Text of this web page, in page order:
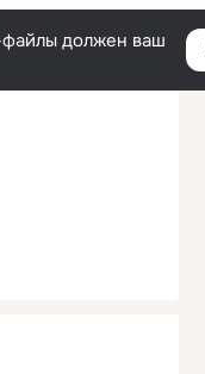
файлы должен ваш